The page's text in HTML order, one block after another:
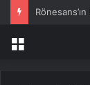
Menü